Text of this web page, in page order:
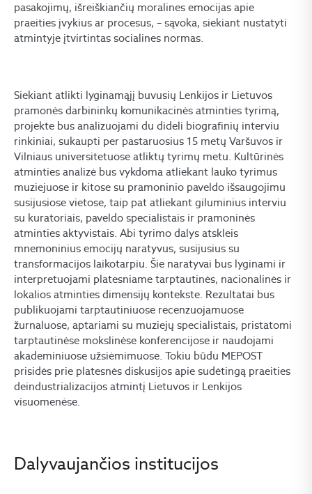
pasakojimų, išreiškiančių moralines emocijas apie
praeities įvykius ar procesus, – sąvoka, siekiant nustatyti
atmintyje įtvirtintas socialines normas.
Siekiant atlikti lyginamąjį buvusių Lenkijos ir Lietuvos
pramonės darbininkų komunikacinės atminties tyrimą,
projekte bus analizuojami du dideli biografinių interviu
rinkiniai, sukaupti per pastaruosius 15 metų Varšuvos ir
Vilniaus universitetuose atliktų tyrimų metu. Kultūrinės
atminties analizė bus vykdoma atliekant lauko tyrimus
muziejuose ir kitose su pramoninio paveldo išsaugojimu
susijusiose vietose, taip pat atliekant giluminius interviu
su kuratoriais, paveldo specialistais ir pramoninės
atminties aktyvistais. Abi tyrimo dalys atskleis
mnemoninius emocijų naratyvus, susijusius su
transformacijos laikotarpiu. Šie naratyvai bus lyginami ir
interpretuojami platesniame tarptautinės, nacionalinės ir
lokalios atminties dimensijų kontekste. Rezultatai bus
publikuojami tarptautiniuose recenzuojamuose
žurnaluose, aptariami su muziejų specialistais, pristatomi
tarptautinėse mokslinėse konferencijose ir naudojami
akademiniuose užsiėmimuose. Tokiu būdu MEPOST
prisidės prie platesnės diskusijos apie sudėtingą praeities
deindustrializacijos atmintį Lietuvos ir Lenkijos
visuomenėse.
Dalyvaujančios institucijos